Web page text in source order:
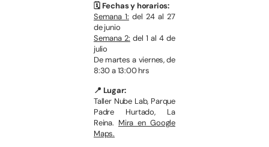
🗓️ Fechas y horarios:
Semana 1: del 24 al 27
de junio
Semana 2: del 1 al 4 de
julio
De martes a viernes, de
8:30 a 13:00 hrs
📍 Lugar:
Taller Nube Lab, Parque
Padre Hurtado, La
Reina. Mira en Google
Maps.